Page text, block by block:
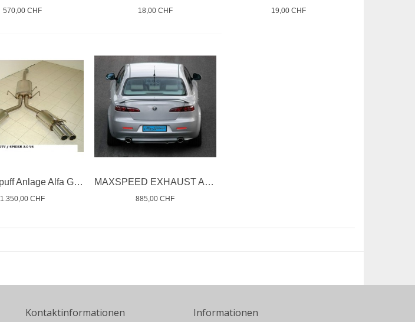
570,00 CHF 18,00 CHF 19,00 CHF
Sportauspuff Anlage Alfa GTV V6
1.350,00 CHF
MAXSPEED EXHAUST ALFA 159
885,00 CHF
Kontaktinformationen Informationen